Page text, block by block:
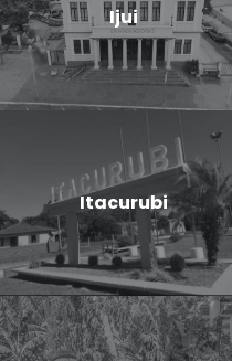
Ijui
Itacurubi